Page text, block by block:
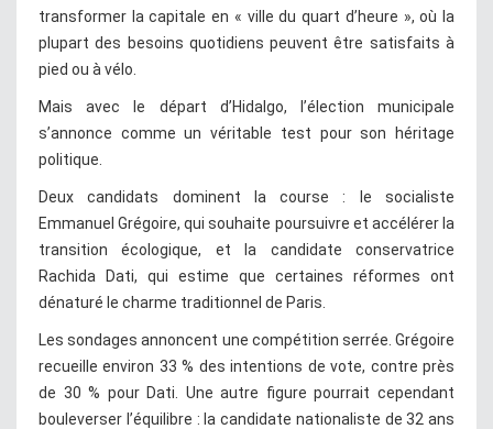
transformer la capitale en « ville du quart d’heure », où la
plupart des besoins quotidiens peuvent être satisfaits à
pied ou à vélo.
Mais avec le départ d’Hidalgo, l’élection municipale
s’annonce comme un véritable test pour son héritage
politique.
Deux candidats dominent la course : le socialiste
Emmanuel Grégoire, qui souhaite poursuivre et accélérer la
transition écologique, et la candidate conservatrice
Rachida Dati, qui estime que certaines réformes ont
dénaturé le charme traditionnel de Paris.
Les sondages annoncent une compétition serrée. Grégoire
recueille environ 33 % des intentions de vote, contre près
de 30 % pour Dati. Une autre figure pourrait cependant
bouleverser l’équilibre : la candidate nationaliste de 32 ans